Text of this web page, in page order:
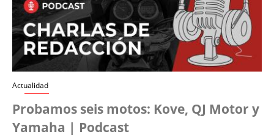
Actualidad
Probamos seis motos: Kove, QJ Motor y
Yamaha | Podcast